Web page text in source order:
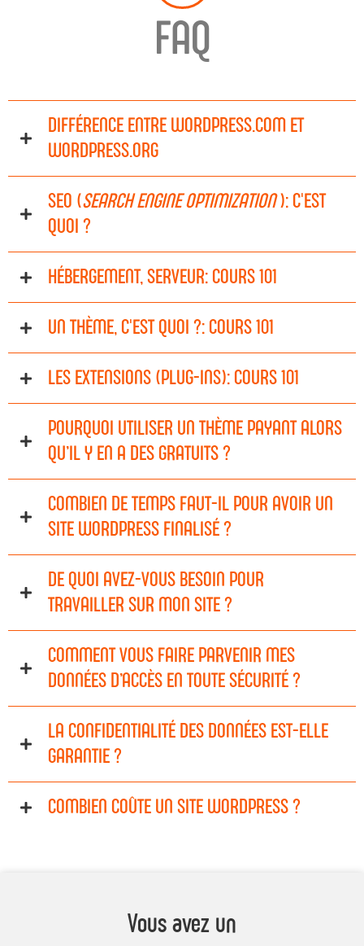
FAQ
DIFFÉRENCE ENTRE WORDPRESS.COM ET
WORDPRESS.ORG
SEO (SEARCH ENGINE OPTIMIZATION): C'EST
QUOI ?
HÉBERGEMENT, SERVEUR: COURS 101
UN THÈME, C'EST QUOI ?: COURS 101
LES EXTENSIONS (PLUG-INS): COURS 101
POURQUOI UTILISER UN THÈME PAYANT ALORS
QU’IL Y EN A DES GRATUITS ?
COMBIEN DE TEMPS FAUT-IL POUR AVOIR UN
SITE WORDPRESS FINALISÉ ?
DE QUOI AVEZ-VOUS BESOIN POUR
TRAVAILLER SUR MON SITE ?
COMMENT VOUS FAIRE PARVENIR MES
DONNÉES D’ACCÈS EN TOUTE SÉCURITÉ ?
LA CONFIDENTIALITÉ DES DONNÉES EST-ELLE
GARANTIE ?
COMBIEN COÛTE UN SITE WORDPRESS ?
Vous avez un